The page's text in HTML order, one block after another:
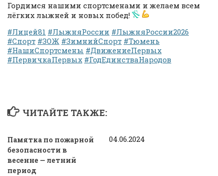
Гордимся нашими спортсменами и желаем всем
лёгких лыжней и новых побед!
#Лицей81 #ЛыжняРоссии #ЛыжняРоссии2026
#Спорт #ЗОЖ #ЗимнийСпорт #Тюмень
#НашиСпортсмены #ДвижениеПервых
#ПервичкаПервых #ГодЕдинстваНародов
ЧИТАЙТЕ ТАКЖЕ:
Памятка по пожарной
безопасности в
весенне — летний
период
04.06.2024